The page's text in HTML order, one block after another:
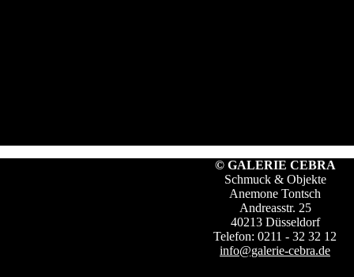
© GALERIE CEBRA
Schmuck & Objekte
Anemone Tontsch
Andreasstr. 25
40213 Düsseldorf
Telefon: 0211 - 32 32 12
info@galerie-cebra.de